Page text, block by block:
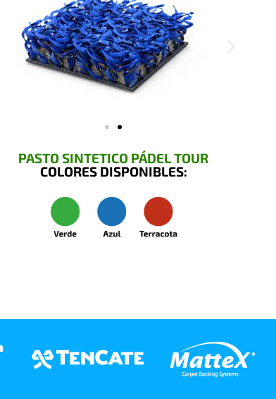
PASTO SINTETICO PÁDEL TOUR
COLORES DISPONIBLES: